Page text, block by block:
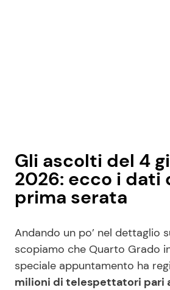
Gli ascolti del 4
2026: ecco i dati
prima serata
Andando un po’ nel dettaglio
scopiamo che Quarto Grado
speciale appuntamento ha
milioni di telespettatori pari